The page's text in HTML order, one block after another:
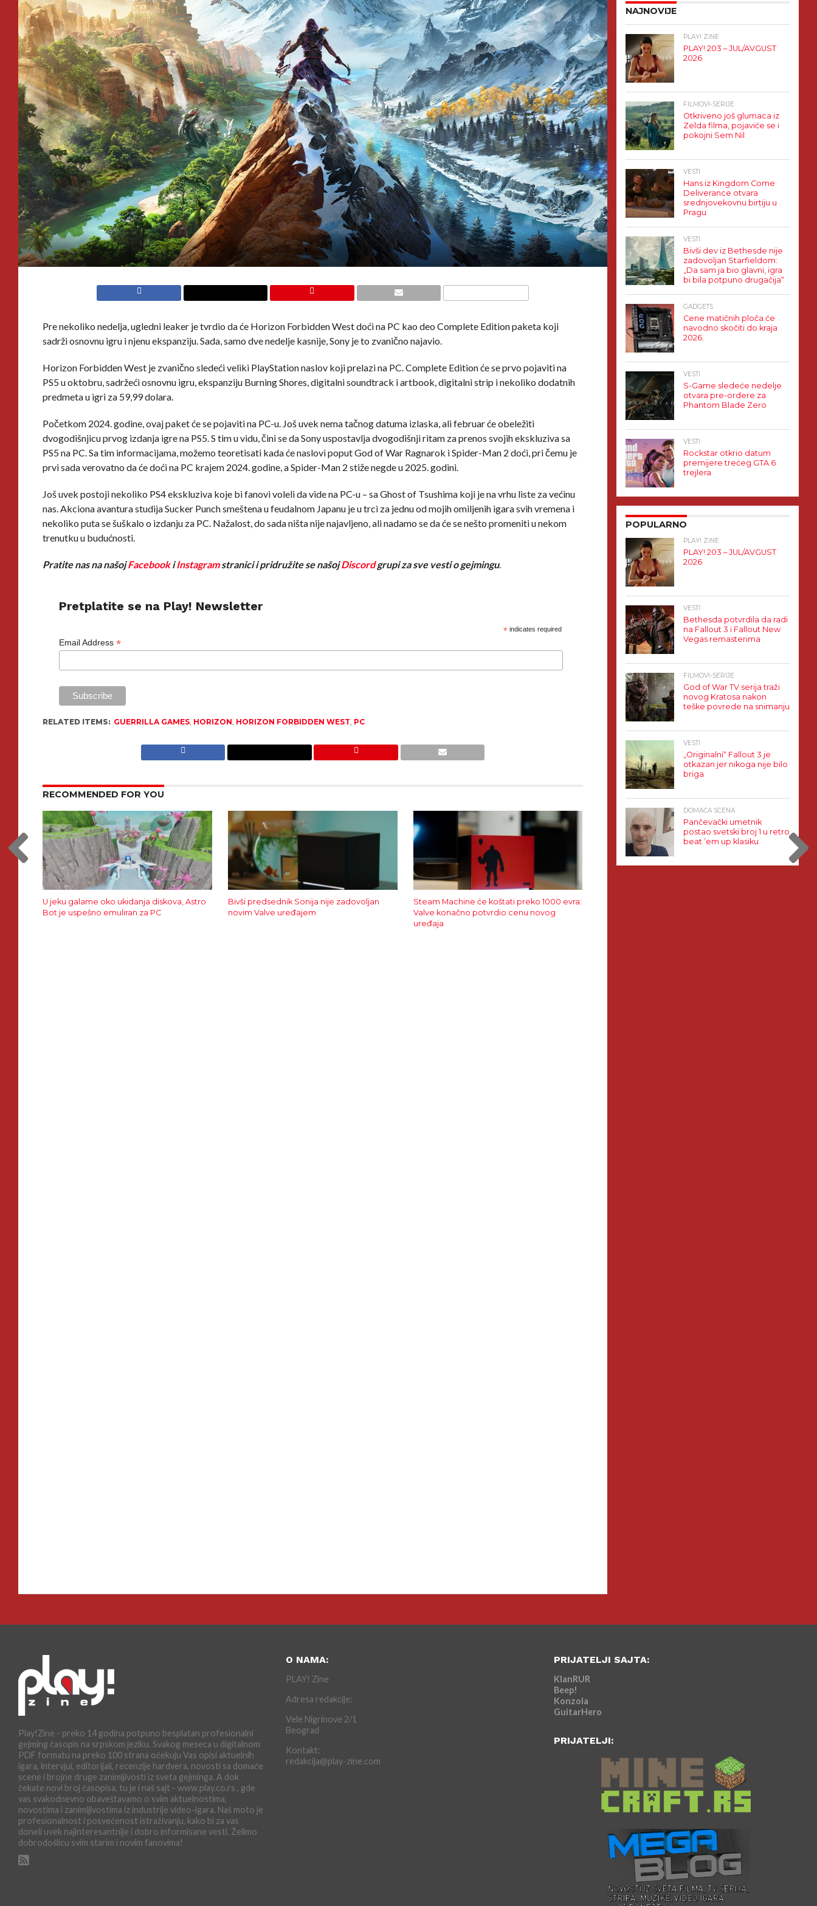
Pre nekoliko nedelja, ugledni leaker je tvrdio da će Horizon Forbidden West doći na PC kao deo Complete Edition paketa koji
sadrži osnovnu igru i njenu ekspanziju. Sada, samo dve nedelje kasnije, Sony je to zvanično najavio.
Horizon Forbidden West je zvanično sledeći veliki PlayStation naslov koji prelazi na PC. Complete Edition će se prvo pojaviti na
PS5 u oktobru, sadržeći osnovnu igru, ekspanziju Burning Shores, digitalni soundtrack i artbook, digitalni strip i nekoliko dodatnih
predmeta u igri za 59,99 dolara.
Početkom 2024. godine, ovaj paket će se pojaviti na PC-u. Još uvek nema tačnog datuma izlaska, ali februar će obeležiti
dvogodišnjicu prvog izdanja igre na PS5. S tim u vidu, čini se da Sony uspostavlja dvogodišnji ritam za prenos svojih ekskluziva sa
PS5 na PC. Sa tim informacijama, možemo teoretisati kada će naslovi poput God of War Ragnarok i Spider-Man 2 doći, pri čemu je
prvi sada verovatno da će doći na PC krajem 2024. godine, a Spider-Man 2 stiže negde u 2025. godini.
Još uvek postoji nekoliko PS4 ekskluziva koje bi fanovi voleli da vide na PC-u – sa Ghost of Tsushima koji je na vrhu liste za većinu
nas. Akciona avantura studija Sucker Punch smeštena u feudalnom Japanu je u trci za jednu od mojih omiljenih igara svih vremena i
nekoliko puta se šuškalo o izdanju za PC. Nažalost, do sada ništa nije najavljeno, ali nadamo se da će se nešto promeniti u nekom
trenutku u budućnosti.
Pratite nas na našojFacebookiInstagramstranici i pridružite se našojDiscordgrupi za sve vesti o gejmingu.
Pretplatite se na Play! Newsletter
* indicates required
Email Address*
RELATED ITEMS: GUERRILLA GAMES HORIZON HORIZON FORBIDDEN WEST PC
RECOMMENDED FOR YOU
U jeku galame oko ukidanja diskova, Astro
Bot je uspešno emuliran za PC
Bivši predsednik Sonija nije zadovoljan
novim Valve uređajem
Steam Machine će koštati preko 1000 evra:
Valve konačno potvrdio cenu novog
uređaja
NAJNOVIJE
PLAY! ZINE
PLAY! 203 – JUL/AVGUST
2026
FILMOVI-SERIJE
Otkriveno još glumaca iz
Zelda filma, pojaviće se i
pokojni Sem Nil
VESTI
Hans iz Kingdom Come
Deliverance otvara
srednjovekovnu birtiju u
Pragu
VESTI
Bivši dev iz Bethesde nije
zadovoljan Starfieldom:
„Da sam ja bio glavni, igra
bi bila potpuno drugačija“
GADGETS
Cene matičnih ploča će
navodno skočiti do kraja
2026.
VESTI
S-Game sledeće nedelje
otvara pre-ordere za
Phantom Blade Zero
VESTI
Rockstar otkrio datum
premijere trećeg GTA 6
trejlera
POPULARNO
PLAY! ZINE
PLAY! 203 – JUL/AVGUST
2026
VESTI
Bethesda potvrdila da radi
na Fallout 3 i Fallout New
Vegas remasterima
FILMOVI-SERIJE
God of War TV serija traži
novog Kratosa nakon
teške povrede na snimanju
VESTI
„Originalni“ Fallout 3 je
otkazan jer nikoga nije bilo
briga
DOMAĆA SCENA
Pančevački umetnik
postao svetski broj 1 u retro
beat ’em up klasiku
Play!Zine - preko 14 godina potpuno besplatan profesionalni
gejming časopis na srpskom jeziku. Svakog meseca u digitalnom
PDF formatu na preko 100 strana očekuju Vas opisi aktuelnih
igara, intervjui, editorijali, recenzije hardvera, novosti sa domaće
scene i brojne druge zanimljivosti iz sveta gejminga. A dok
čekate novi broj časopisa, tu je i naš sajt - www.play.co.rs , gde
vas svakodnevno obaveštavamo o svim aktuelnostima,
novostima i zanimljivostima iz industrije video-igara. Naš moto je
profesionalnost i posvećenost istraživanju, kako bi za vas
doneli uvek najinteresantnije i dobro informisane vesti. Želimo
dobrodošlicu svim starim i novim fanovima!
O NAMA:
PLAY! Zine
Adresa redakcije:
Vele Nigrinove 2/1
Beograd
Kontakt:
redakcija@play-zine.com
PRIJATELJI SAJTA:
KlanRUR
Beep!
Konzola
GuitarHero
PRIJATELJI: